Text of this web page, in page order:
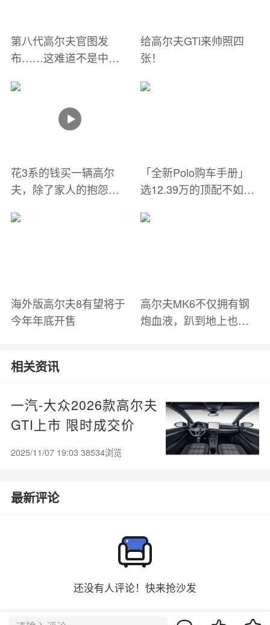
第八代高尔夫官图发
布……这难道不是中期
给高尔夫GTi来帅照四
张！
花3系的钱买一辆高尔
夫，除了家人的抱怨我
「全新Polo购车手册」
选12.39万的顶配不如买
海外版高尔夫8有望将于
今年年底开售
高尔夫MK6不仅拥有钢
炮血液，趴到地上也有
相关资讯
一汽-大众2026款高尔夫
GTI上市 限时成交价
2025/11/07 19:03 38534浏览
最新评论
还没有人评论！快来抢沙发